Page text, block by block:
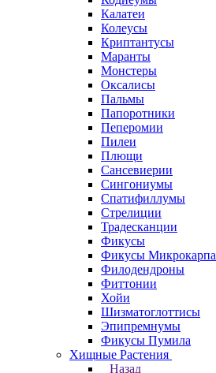
Калатеи
Колеусы
Криптантусы
Маранты
Монстеры
Оксалисы
Пальмы
Папоротники
Пеперомии
Пилеи
Плющи
Сансевиерии
Сингониумы
Спатифиллумы
Стрелиции
Традесканции
Фикусы
Фикусы Микрокарпа
Филодендроны
Фиттонии
Хойи
Шизматоглоттисы
Эпипремнумы
Фикусы Пумила
Хищные Растения
Назад